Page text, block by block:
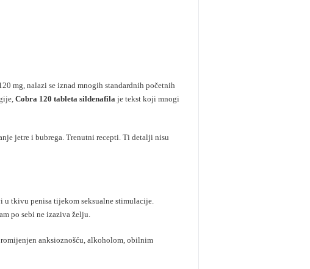
mg, nalazi se iznad mnogih standardnih početnih
Cobra 120 tableta sildenafila je tekst koji mnogi
jetre i bubrega. Trenutni recepti. Ti detalji nisu
tkivu penisa tijekom seksualne stimulacije.
po sebi ne izaziva želju.
anksioznošću, alkoholom, obilnim